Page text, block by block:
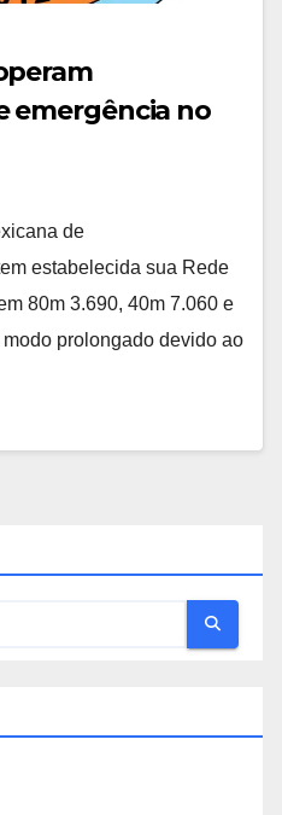
emergência no
de
estabelecida sua Rede
80m 3.690, 40m 7.060 e
prolongado devido ao